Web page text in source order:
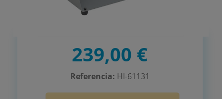
239,00 €
Referencia: HI-61131